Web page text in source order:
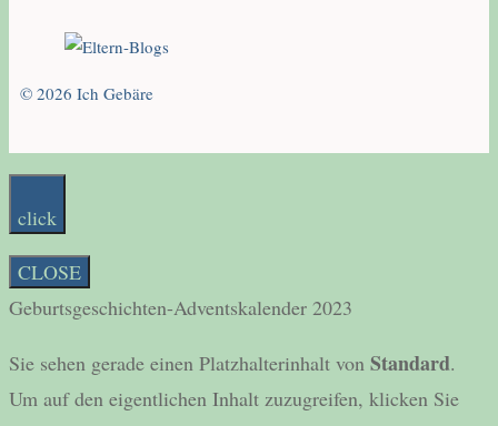
© 2026 Ich Gebäre
click
CLOSE
Geburtsgeschichten-Adventskalender 2023
Sie sehen gerade einen Platzhalterinhalt von Standard.
Um auf den eigentlichen Inhalt zuzugreifen, klicken Sie